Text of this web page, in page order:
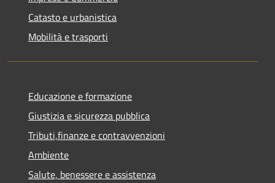
Catasto e urbanistica
Mobilità e trasporti
Educazione e formazione
Giustizia e sicurezza pubblica
Tributi,finanze e contravvenzioni
Ambiente
Salute, benessere e assistenza